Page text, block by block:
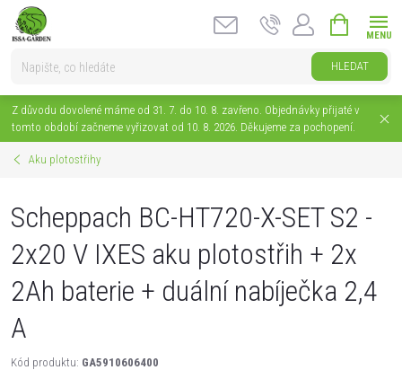
Přejít
HLEDAT
KOŠÍK
Z důvodu dovolené máme od 31. 7. do 10. 8. zavřeno. Objednávky přijaté v
tomto období začneme vyřizovat od 10. 8. 2026. Děkujeme za pochopení.
Aku plotostřihy
Scheppach BC-HT720-X-SET S2 -
2x20 V IXES aku plotostřih + 2x
2Ah baterie + duální nabíječka 2,4
A
Kód produktu: GA5910606400